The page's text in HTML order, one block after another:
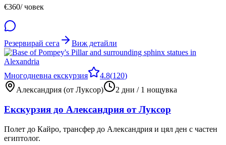
€360/ човек
Резервирай сега Виж детайли
Многодневна екскурзия 4.8(120)
Александрия (от Луксор)
2 дни / 1 нощувка
Екскурзия до Александрия от Луксор
Полет до Кайро, трансфер до Александрия и цял ден с частен
египтолог.